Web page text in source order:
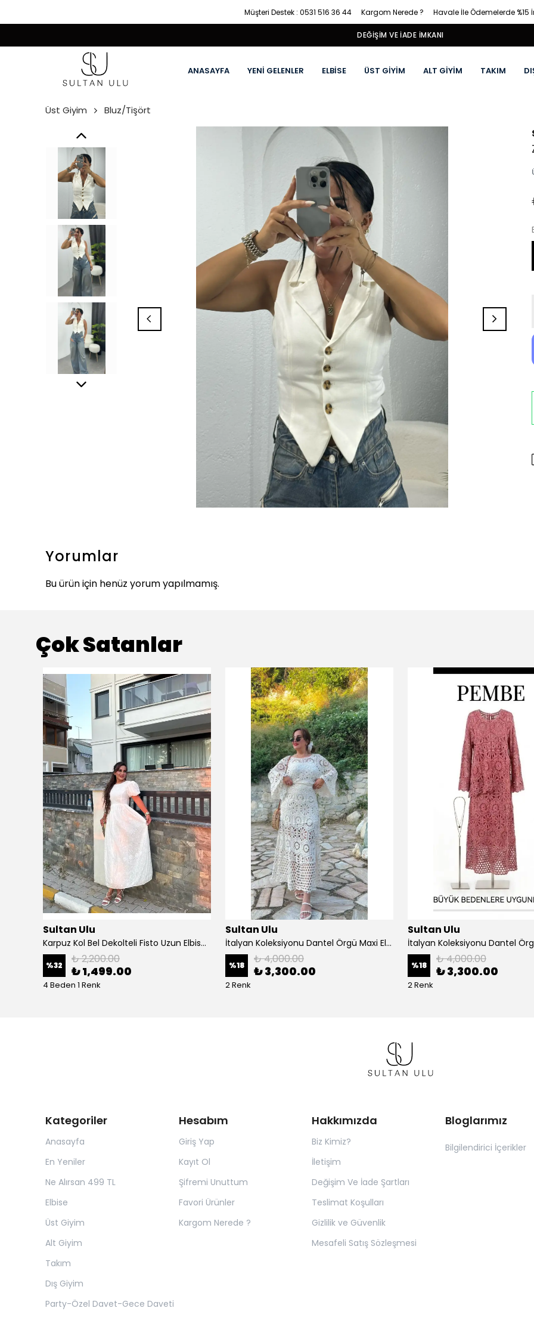
Müşteri Destek : 0531 516 36 44 Kargom Nerede ? Havale İle Ödemelerde %15
DEĞIŞIM VE İADE İMKANI
ANASAYFA YENİ GELENLER ELBİSE ÜST GİYİM ALT GİYİM TAKIM
Üst Giyim Bluz/Tişört
Yorumlar
Bu ürün için henüz yorum yapılmamış.
Çok Satanlar
Sultan Ulu
Karpuz Kol Bel Dekolteli Fisto Uzun Elbise - Beyaz
%32 ₺ 2,200.00
₺ 1,499.00
4 Beden 1 Renk
Sultan Ulu
İtalyan Koleksiyonu Dantel Örgü Maxi Elbise - Krem
%18 ₺ 4,000.00
₺ 3,300.00
2 Renk
Sultan Ulu
%18 ₺ 4,000.00
₺ 3,300.00
2 Renk
Kategoriler
Anasayfa
En Yeniler
Ne Alırsan 499 TL
Elbise
Üst Giyim
Alt Giyim
Takım
Dış Giyim
Party-Özel Davet-Gece Daveti
Hesabım
Giriş Yap
Kayıt Ol
Şifremi Unuttum
Favori Ürünler
Kargom Nerede ?
Hakkımızda
Biz Kimiz?
İletişim
Değişim Ve İade Şartları
Teslimat Koşulları
Gizlilik ve Güvenlik
Mesafeli Satış Sözleşmesi
Bloglarımız
Bilgilendirici İçerikler